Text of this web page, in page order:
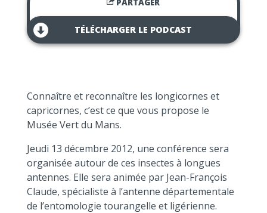
PARTAGER
TÉLÉCHARGER LE PODCAST
Connaître et reconnaître les longicornes et
capricornes, c’est ce que vous propose le
Musée Vert du Mans.
Jeudi 13 décembre 2012, une conférence sera
organisée autour de ces insectes à longues
antennes. Elle sera animée par Jean-François
Claude, spécialiste à l’antenne départementale
de l’entomologie tourangelle et ligérienne.